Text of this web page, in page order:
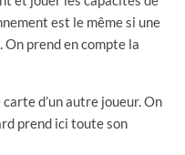
est le même si une
prend en compte la
d’un autre joueur. On
prend ici toute son